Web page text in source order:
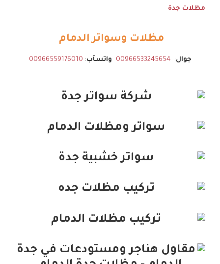
مظلات جدة
مظلات وسواتر الدمام
جوال:
00966533245654 واتسآب:
00966559176010